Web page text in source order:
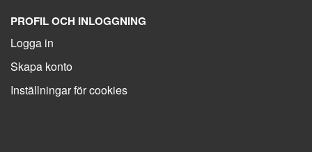
PROFIL OCH INLOGGNING
Logga in
Skapa konto
Inställningar för cookies